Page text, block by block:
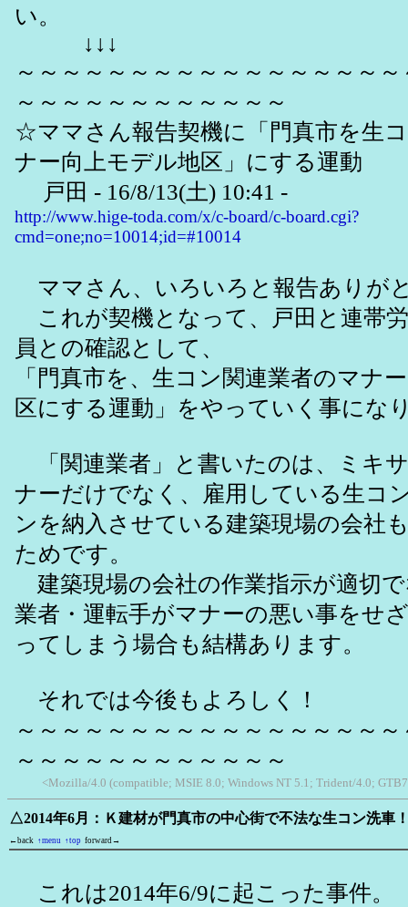
い。
↓↓↓
～～～～～～～～～～～～～～～～
～～～～～～～～～～～～
☆ママさん報告契機に「門真市を生
ナー向上モデル地区」にする運動
戸田 - 16/8/13(土) 10:41 -
http://www.hige-toda.com/x/c-board/c-board.cgi?
cmd=one;no=10014;id=#10014
ママさん、いろいろと報告ありが
これが契機となって、戸田と連帯
員との確認として、
「門真市を、生コン関連業者のマナ
区にする運動」をやっていく事にな
「関連業者」と書いたのは、ミキ
ナーだけでなく、雇用している生コ
ンを納入させている建築現場の会社
ためです。
建築現場の会社の作業指示が適切
業者・運転手がマナーの悪い事をせ
ってしまう場合も結構あります。
それでは今後もよろしく！
～～～～～～～～～～～～～～～～
～～～～～～～～～～～～
<Mozilla/4.0 (compatible; MSIE 8.0; Windows NT 5.1; Trident/4.0;
△2014年6月：Ｋ建材が門真市の中心街で不法な生コン洗車
←back ↑menu ↑top forward→
これは2014年6/9に起こった事件。